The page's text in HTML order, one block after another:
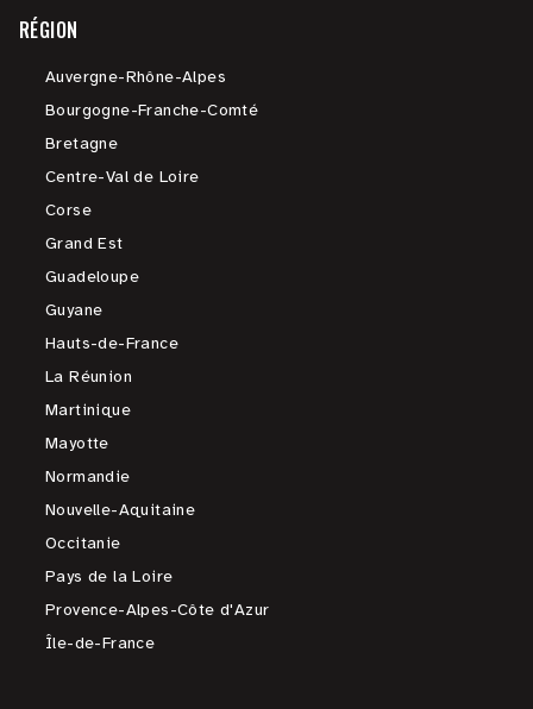
RÉGION
Auvergne-Rhône-Alpes
Bourgogne-Franche-Comté
Bretagne
Centre-Val de Loire
Corse
Grand Est
Guadeloupe
Guyane
Hauts-de-France
La Réunion
Martinique
Mayotte
Normandie
Nouvelle-Aquitaine
Occitanie
Pays de la Loire
Provence-Alpes-Côte d'Azur
Île-de-France